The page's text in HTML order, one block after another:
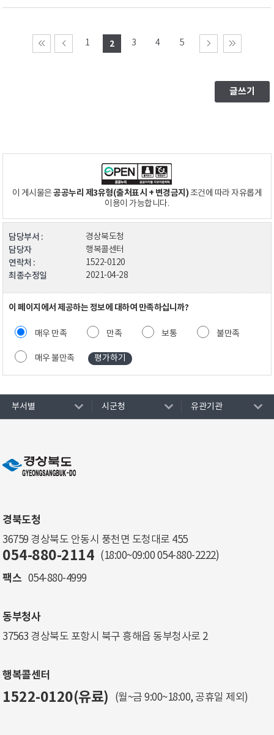
1 2 3 4 5
글쓰기
이 게시물은공공누리 제3유형(출처표시 + 변경금지)조건에 따라 자유롭게
이용이 가능합니다.
담당부서 : 경상북도청
담당자 행복콜센터
연락처 : 1522-0120
최종수정일 2021-04-28
이 페이지에서 제공하는 정보에 대하여 만족하십니까?
매우 만족 만족 보통 불만족
매우 불만족
부서별 시군청 유관기관
경북도청
36759 경상북도 안동시 풍천면 도청대로 455
054-880-2114 (18:00~09:00 054-880-2222)
팩스 054-880-4999
동부청사
37563 경상북도 포항시 북구 흥해읍 동부청사로 2
행복콜센터
1522-0120(유료) (월~금 9:00~18:00, 공휴일 제외)